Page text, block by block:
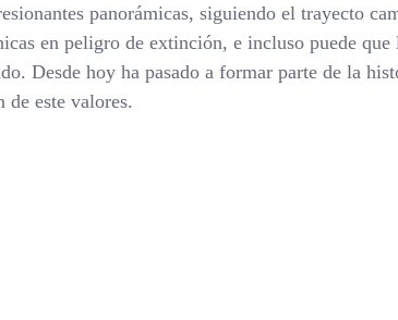
panorámicas, siguiendo el trayecto
en peligro de extinción, e incluso puede
Desde hoy ha pasado a formar parte de la
de este valores.